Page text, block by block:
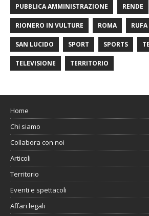
PUBBLICA AMMINISTRAZIONE RENDE
RIONERO IN VULTURE ROMA RUFA
SAN LUCIDO SPORT SPORTS
TELEVISIONE TERRITORIO
Home
Chi siamo
Collabora con noi
Articoli
Territorio
Eventi e spettacoli
Affari legali